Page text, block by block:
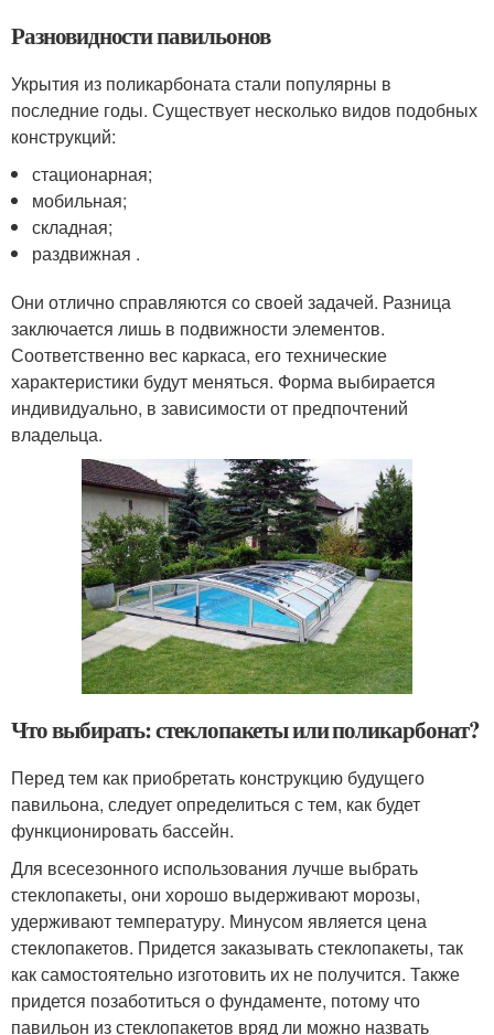
Разновидности павильонов
Укрытия из поликарбоната стали популярны в
последние годы. Существует несколько видов подобных
конструкций:
стационарная;
мобильная;
складная;
раздвижная .
Они отлично справляются со своей задачей. Разница
заключается лишь в подвижности элементов.
Соответственно вес каркаса, его технические
характеристики будут меняться. Форма выбирается
индивидуально, в зависимости от предпочтений
владельца.
Что выбирать: стеклопакеты или поликарбонат?
Перед тем как приобретать конструкцию будущего
павильона, следует определиться с тем, как будет
функционировать бассейн.
Для всесезонного использования лучше выбрать
стеклопакеты, они хорошо выдерживают морозы,
удерживают температуру. Минусом является цена
стеклопакетов. Придется заказывать стеклопакеты, так
как самостоятельно изготовить их не получится. Также
придется позаботиться о фундаменте, потому что
павильон из стеклопакетов вряд ли можно назвать